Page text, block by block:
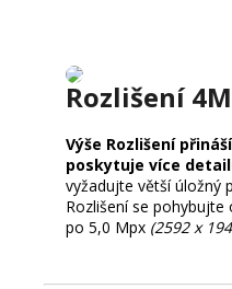
Rozlišení
Výše Rozlišení
poskytuje více
vyžadujte větší úložný
Rozlišení se pohybujte
po 5,0 Mpx (2592 x